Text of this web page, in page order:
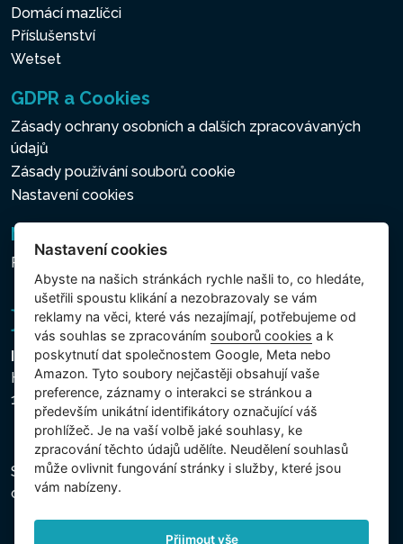
Domácí mazlíčci
Příslušenství
Wetset
GDPR a Cookies
Zásady ochrany osobních a dalších zpracovávaných
údajů
Zásady používání souborů cookie
Nastavení cookies
Newsletter
Přihlášení k odběru novinek
Intex Trading, s.r.o.
Hradecká 2526/3
130 00 Praha 3 - Česká republika
Společnost je zapsána u Městského soudu v Praze,
oddíl C, vložka 74759, IČ 26150808, DIČ CZ26150808.
Nastavení cookies
Abyste na našich stránkách rychle našli to, co hledáte,
ušetřili spoustu klikání a nezobrazovaly se vám
reklamy na věci, které vás nezajímají, potřebujeme od
vás souhlas se zpracováním souborů cookies a k
poskytnutí dat společnostem Google, Meta nebo
Amazon. Tyto soubory nejčastěji obsahují vaše
preference, záznamy o interakci se stránkou a
především unikátní identifikátory označující váš
prohlížeč. Je na vaší volbě jaké souhlasy, ke
zpracování těchto údajů udělíte. Neudělení souhlasů
může ovlivnit fungování stránky i služby, které jsou
vám nabízeny.
Přijmout vše